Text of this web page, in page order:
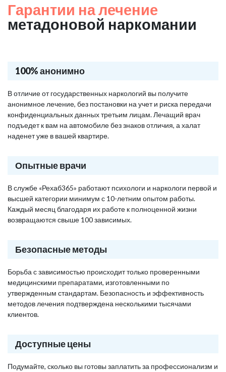
Гарантии на лечение
метадоновой наркомании
100% анонимно
В отличие от государственных наркологий вы получите
анонимное лечение, без постановки на учет и риска передачи
конфиденциальных данных третьим лицам. Лечащий врач
подъедет к вам на автомобиле без знаков отличия, а халат
наденет уже в вашей квартире.
Опытные врачи
В службе «Рехаб365» работают психологи и наркологи первой и
высшей категории минимум с 10-летним опытом работы.
Каждый месяц благодаря их работе к полноценной жизни
возвращаются свыше 100 зависимых.
Безопасные методы
Борьба с зависимостью происходит только проверенными
медицинскими препаратами, изготовленными по
утвержденным стандартам. Безопасность и эффективность
методов лечения подтверждена несколькими тысячами
клиентов.
Доступные цены
Подумайте, сколько вы готовы заплатить за профессионализм и